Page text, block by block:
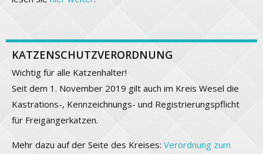
KATZENSCHUTZVERORDNUNG
Wichtig für alle Katzenhalter!
Seit dem 1. November 2019 gilt auch im Kreis Wesel die
Kastrations-, Kennzeichnungs- und Registrierungspflicht
für Freigängerkatzen.
Mehr dazu auf der Seite des Kreises: Verordnung zum